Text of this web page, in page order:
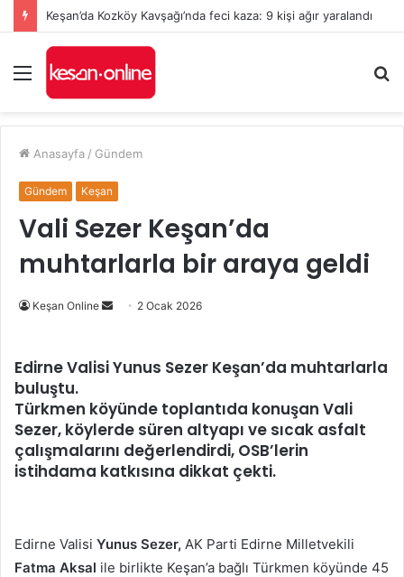
Keşan’da Kozköy Kavşağı’nda feci kaza: 9 kişi ağır yaralandı
Menü
...
Anasayfa / Gündem
Gündem Keşan
Vali Sezer Keşan’da
muhtarlarla bir araya geldi
Keşan Online
Bir
göndermek
2 Ocak 2026
Edirne Valisi Yunus Sezer Keşan’da muhtarlarla
buluştu.
Türkmen köyünde toplantıda konuşan Vali
Sezer, köylerde süren altyapı ve sıcak asfalt
çalışmalarını değerlendirdi, OSB’lerin
istihdama katkısına dikkat çekti.
Edirne Valisi Yunus Sezer, AK Parti Edirne Milletvekili
Fatma Aksal ile birlikte Keşan’a bağlı Türkmen köyünde 45